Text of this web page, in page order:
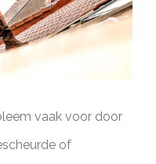
vaak voor door
of